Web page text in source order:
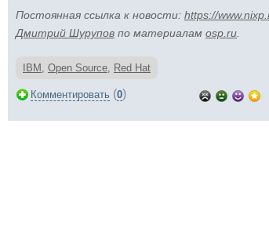
Постоянная ссылка к новости: https://
Дмитрий Шурупов по материалам osp.ru
IBM , Open Source, Red Hat
Комментировать (0)